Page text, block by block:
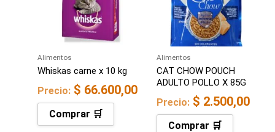
Alimentos
Whiskas carne x 10 kg
Precio: $ 66.600,00
Comprar 🛒
Alimentos
CAT CHOW POUCH
ADULTO POLLO X 85G
Precio: $ 2.500,00
Comprar 🛒